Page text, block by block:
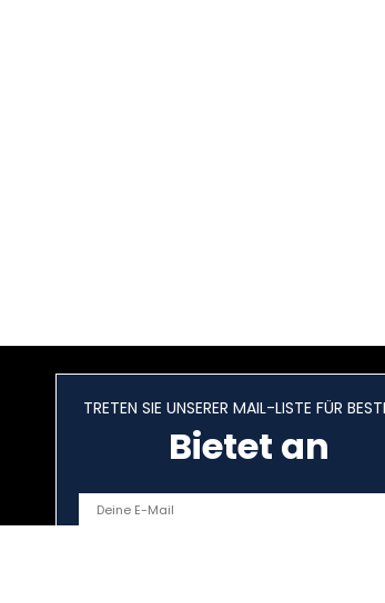
TRETEN SIE UNSERER MAIL-LISTE FÜR
Bietet an